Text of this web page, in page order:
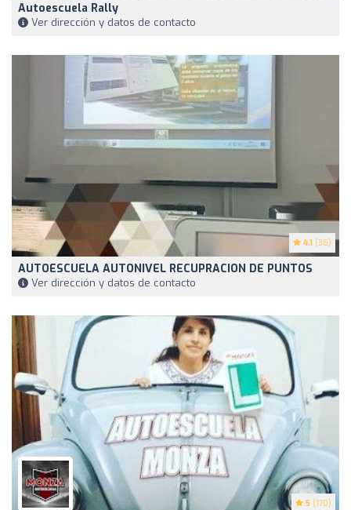
Autoescuela Rally
Ver dirección y datos de contacto
4.1 (36)
AUTOESCUELA AUTONIVEL RECUPRACION DE PUNTOS
Ver dirección y datos de contacto
5 (170)